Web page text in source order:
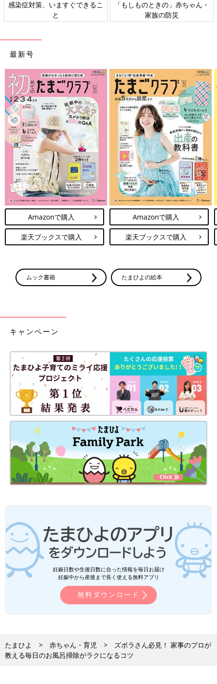
感染症対策、いますぐできるこ
と
「もしものときの」赤ちゃん・
家族の防災
最新号
Amazonで購入
楽天ブックスで購入
Amazonで購入
楽天ブックスで購入
ムック書籍 たまひよの絵本
キャンペーン
妊娠日数や生後日数に合った情報を毎日お届け
妊娠中から産後まで長く使える無料アプリ
無料ダウンロード
たまひよ 赤ちゃん・育児
ズボラさん必見！ 家事のプロが
教える毎日のお風呂掃除がラクになるコツ